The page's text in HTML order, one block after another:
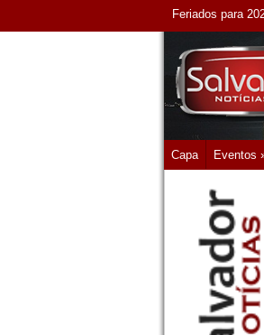
Feriados para
Capa Eventos